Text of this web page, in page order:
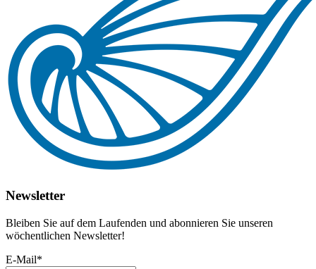
Newsletter
Bleiben Sie auf dem Laufenden und abonnieren Sie unseren
wöchentlichen Newsletter!
E-Mail*